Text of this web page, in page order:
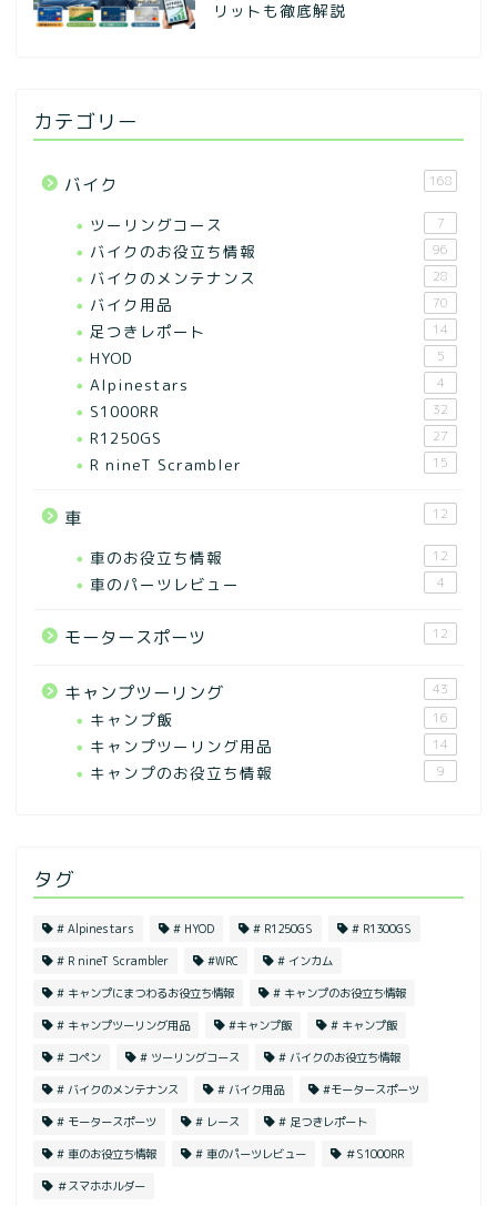
リットも徹底解説
カテゴリー
バイク 168
ツーリングコース 7
バイクのお役立ち情報 96
バイクのメンテナンス 28
バイク用品 70
足つきレポート 14
HYOD 5
Alpinestars 4
S1000RR 32
R1250GS 27
R nineT Scrambler 15
車 12
車のお役立ち情報 12
車のパーツレビュー 4
モータースポーツ 12
キャンプツーリング 43
キャンプ飯 16
キャンプツーリング用品 14
キャンプのお役立ち情報 9
タグ
# Alpinestars # HYOD # R1250GS # R1300GS
# R nineT Scrambler #WRC # インカム
# キャンプにまつわるお役立ち情報 # キャンプのお役立ち情報
# キャンプツーリング用品 #キャンプ飯 # キャンプ飯
# コペン # ツーリングコース # バイクのお役立ち情報
# バイクのメンテナンス # バイク用品 #モータースポーツ
# モータースポーツ # レース # 足つきレポート
# 車のお役立ち情報 # 車のパーツレビュー ＃S1000RR
＃スマホホルダー